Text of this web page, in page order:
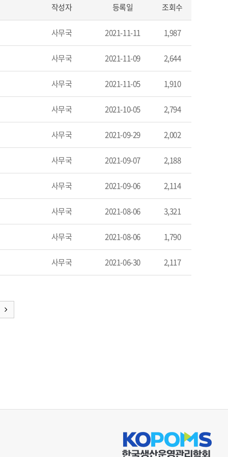
작성자 등록일 조회수
사무국 2021-11-11 1,987
사무국 2021-11-09 2,644
사무국 2021-11-05 1,910
사무국 2021-10-05 2,794
사무국 2021-09-29 2,002
사무국 2021-09-07 2,188
사무국 2021-09-06 2,114
사무국 2021-08-06 3,321
사무국 2021-08-06 1,790
사무국 2021-06-30 2,117